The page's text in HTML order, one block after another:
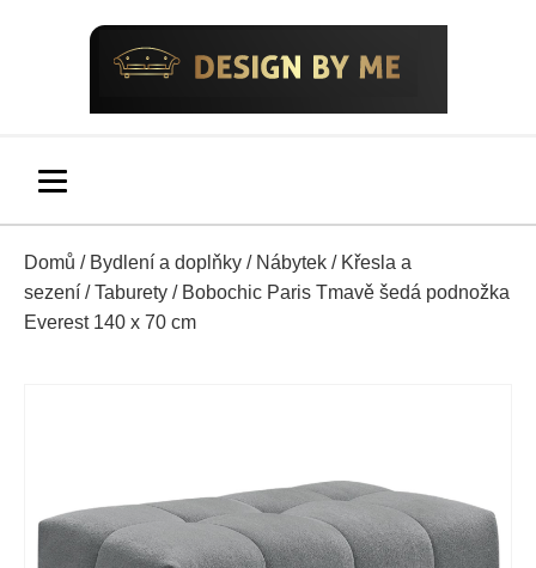
Domů / Bydlení a doplňky / Nábytek / Křesla a
sezení /Taburety / Bobochic Paris Tmavě šedá podnožka
Everest 140 x 70 cm